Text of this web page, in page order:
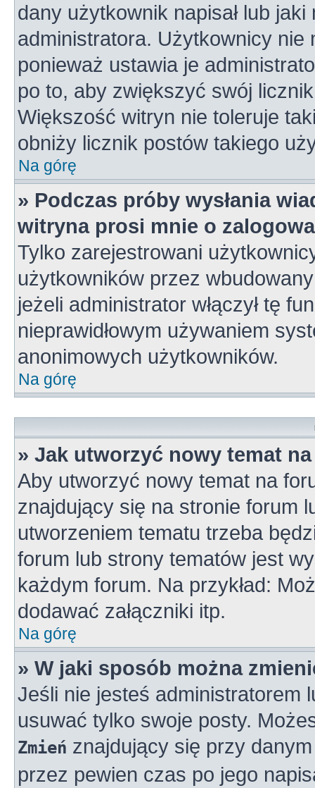
dany użytkownik napisał lub
administratora. Użytkownicy
ponieważ ustawia je
po to, aby zwiększyć swój
Większość witryn nie toleruje
obniży licznik postów takiego
Na górę
» Podczas próby wysłania
witryna prosi mnie o
Tylko zarejestrowani
użytkowników przez
jeżeli administrator włączył tę
nieprawidłowym używaniem
anonimowych użytkowników.
Na górę
» Jak utworzyć nowy temat
Aby utworzyć nowy temat na
znajdujący się na stronie forum
utworzeniem tematu trzeba
forum lub strony tematów jest
każdym forum. Na przykład:
dodawać załączniki itp.
Na górę
» W jaki sposób można
Jeśli nie jesteś administratorem
usuwać tylko swoje posty.
Zmień znajdujący się przy
przez pewien czas po jego